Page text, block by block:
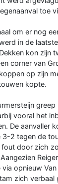
toe
om er nog
in de
kon zijn
corner van
op zijn
kopte.
vooral het
De aanvaller
3-2 tegen de
door zich
opnieuw Van
zich verbaal